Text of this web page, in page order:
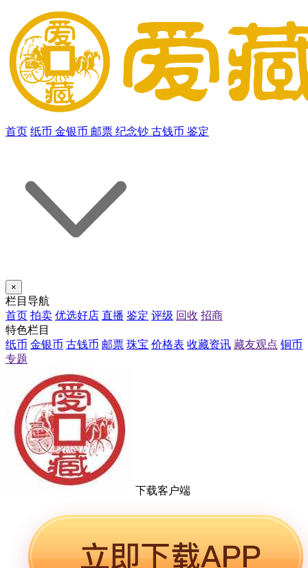
首页 纸币 金银币 邮票 纪念钞 古钱币 鉴定
×
栏目导航
首页 拍卖 优选好店 直播 鉴定 评级 回收 招商
特色栏目
纸币 金银币 古钱币 邮票 珠宝 价格表 收藏资讯 藏友观点 铜币
专题
下载客户端